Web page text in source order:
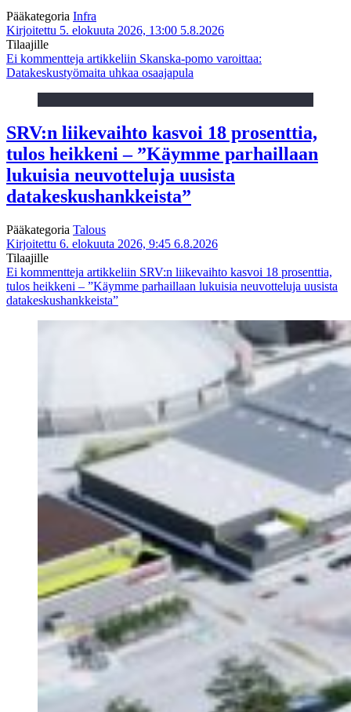
Pääkategoria Infra
Kirjoitettu 5. elokuuta 2026, 13:00 5.8.2026
Tilaajille
Ei kommentteja artikkeliin Skanska-pomo varoittaa:
Datakeskustyömaita uhkaa osaajapula
SRV:n liikevaihto kasvoi 18 prosenttia,
tulos heikkeni – ”Käymme parhaillaan
lukuisia neuvotteluja uusista
datakeskushankkeista”
Pääkategoria Talous
Kirjoitettu 6. elokuuta 2026, 9:45 6.8.2026
Tilaajille
Ei kommentteja artikkeliin SRV:n liikevaihto kasvoi 18 prosenttia,
tulos heikkeni – ”Käymme parhaillaan lukuisia neuvotteluja uusista
datakeskushankkeista”